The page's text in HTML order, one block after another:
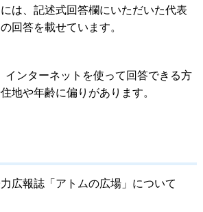
は、記述式回答欄にいただいた代表
回答を載せています。
ンターネットを使って回答できる方
地や年齢に偏りがあります。
広報誌「アトムの広場」について